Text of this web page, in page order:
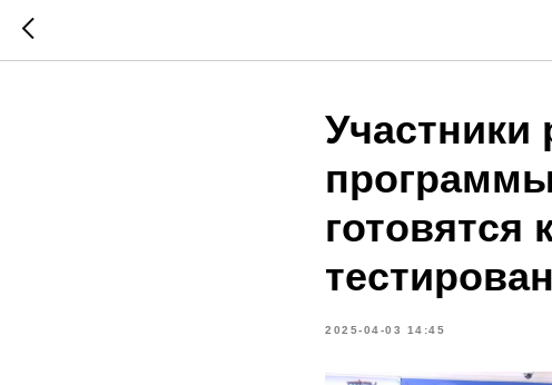
Участники
2025-04-03 14:45